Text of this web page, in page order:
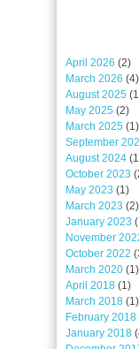
April 2026 (2)
March 2026 (4)
August 2025
May 2025 (2)
March 2025 (1)
September
August 2024
October 2023
May 2023 (1)
March 2023 (2)
January 2023
November
October 2022
March 2020 (1)
April 2018 (1)
March 2018 (1)
February 2018
January 2018